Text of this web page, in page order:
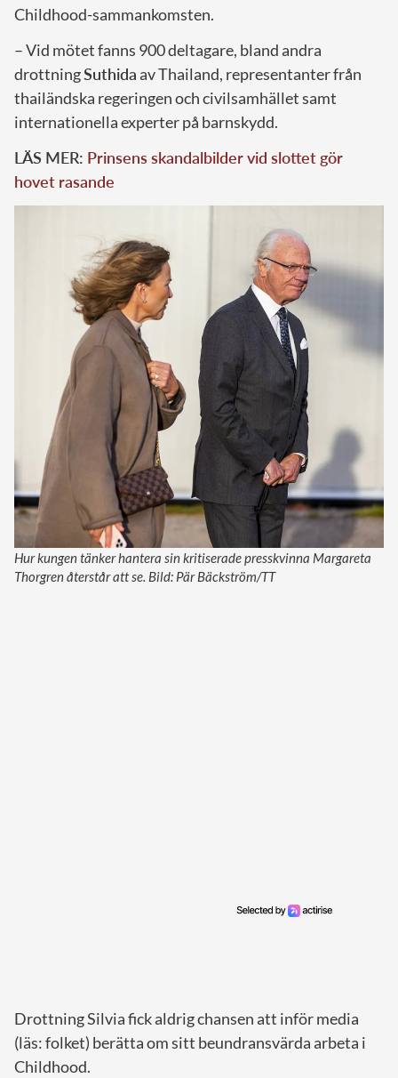
Childhood-sammankomsten.
– Vid mötet fanns 900 deltagare, bland andra
drottningSuthida av Thailand, representanter från
thailändska regeringen och civilsamhället samt
internationella experter på barnskydd.
LÄS MER: Prinsens skandalbilder vid slottet gör
hovet rasande
Hur kungen tänker hantera sin kritiserade presskvinna Margareta
Thorgren återstår att se. Bild: Pär Bäckström/TT
Drottning Silvia fick aldrig chansen att inför media
(läs: folket) berätta om sitt beundransvärda arbeta i
Childhood.